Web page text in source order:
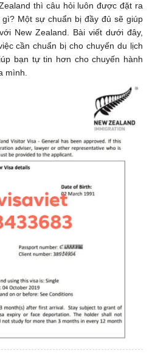
thì câu hỏi luôn được đặt ra
Một sự chuẩn bị đầy đủ sẽ giúp
New Zealand. Bài viết dưới đây,
cần chuẩn bị cho chuyến du lịch
bạn tự tin hơn cho chuyến hành
mình.